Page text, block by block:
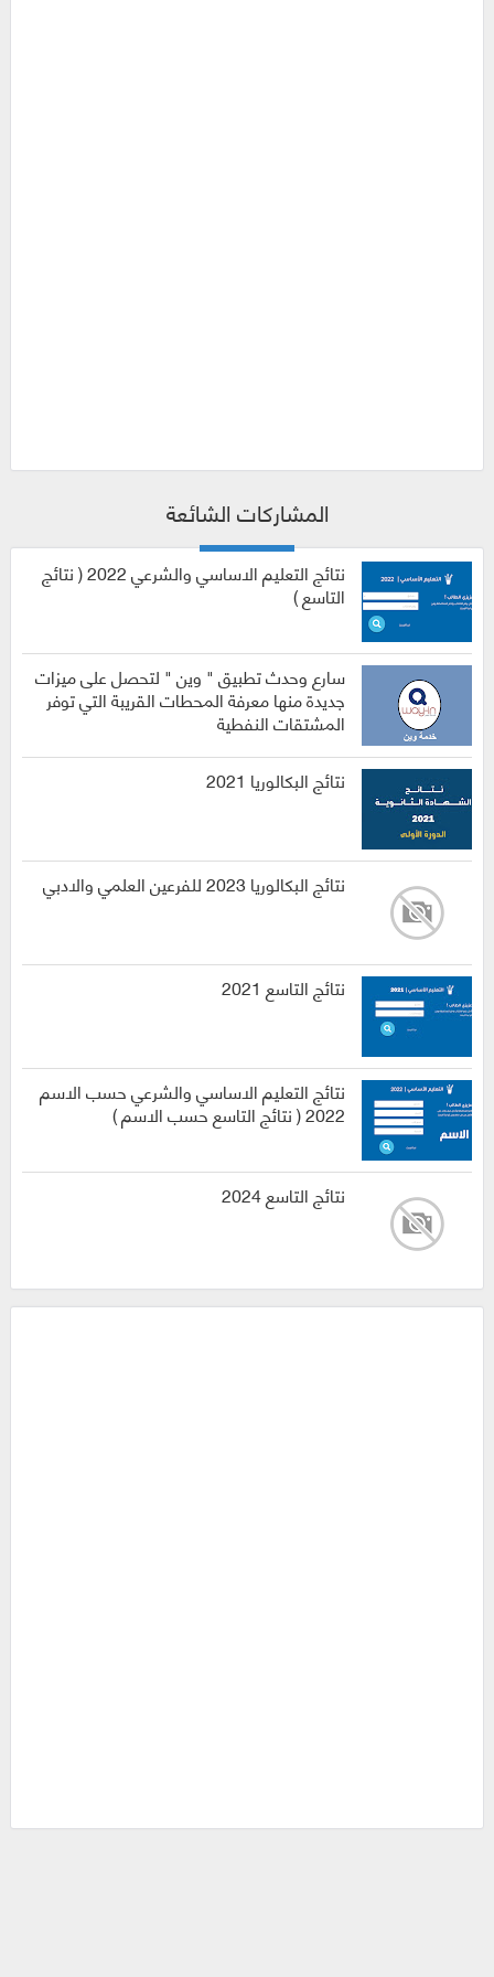
المشاركات الشائعة
نتائج التعليم الاساسي والشرعي 2022 ( نتائج
التاسع )
سارع وحدث تطبيق " وين " لتحصل على ميزات
جديدة منها معرفة المحطات القريبة التي توفر
المشتقات النفطية
نتائج البكالوريا 2021
نتائج البكالوريا 2023 للفرعين العلمي والادبي
نتائج التاسع 2021
نتائج التعليم الاساسي والشرعي حسب الاسم
2022 ( نتائج التاسع حسب الاسم )
نتائج التاسع 2024